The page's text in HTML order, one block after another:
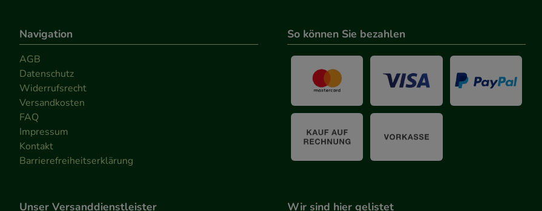
Navigation
AGB
Datenschutz
Widerrufsrecht
Versandkosten
FAQ
Impressum
Kontakt
Barrierefreiheitserklärung
So können Sie bezahlen
Unser Versanddienstleister Wir sind hier gelistet